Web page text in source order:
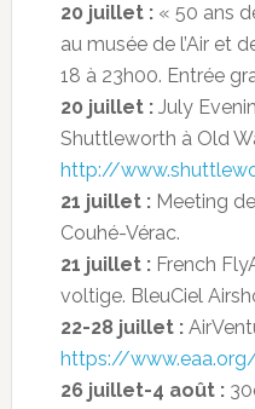
20 juillet : « 50 ans
au musée de l’Air et
18 à 23h00. Entrée
20 juillet :July
Shuttleworth à Old
http://
21 juillet :Meeting
Couhé-Vérac.
21 juillet :French
voltige. BleuCiel
22-28 juillet :
https://
26 juillet-4 août :